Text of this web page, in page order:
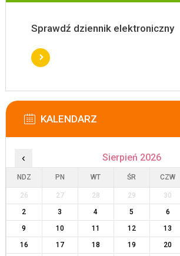
Sprawdź dziennik elektroniczny
KALENDARZ
‹ Sierpień 2026
NDZ PN WT ŚR CZW
26 27 28 29 30
2
3 4 5 6
9
10 11 12 13
16
17 18 19 20